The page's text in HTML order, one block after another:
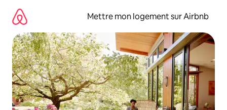
directement
contenu
Mettre mon logement sur Airbnb